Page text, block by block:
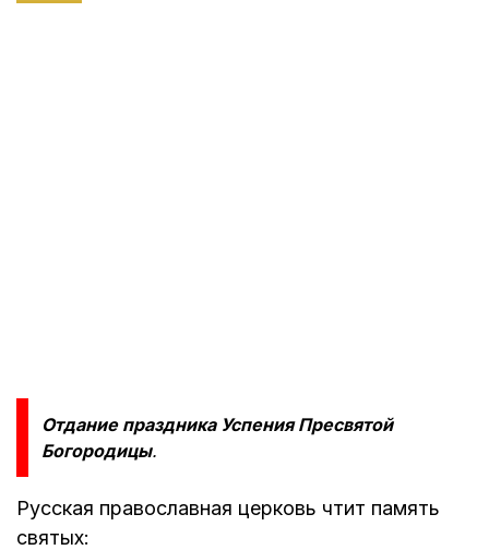
Отдание праздника Успения Пресвятой
Богородицы.
Русская православная церковь чтит память
святых: